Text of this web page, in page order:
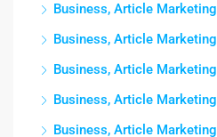
Business, Article Marketing
Business, Article Marketing
Business, Article Marketing
Business, Article Marketing
Business, Article Marketing